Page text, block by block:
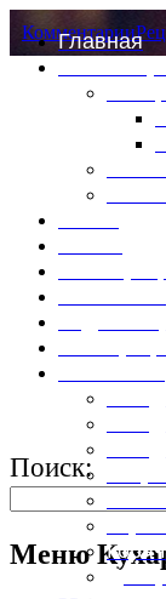
Главная
Комментарии
Поиск:
Меню